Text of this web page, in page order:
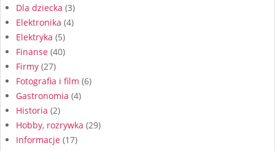
Dla dziecka (3)
Elektronika (4)
Elektryka (5)
Finanse (40)
Firmy (27)
Fotografia i film (6)
Gastronomia (4)
Historia (2)
Hobby, rozrywka (29)
Informacje (17)